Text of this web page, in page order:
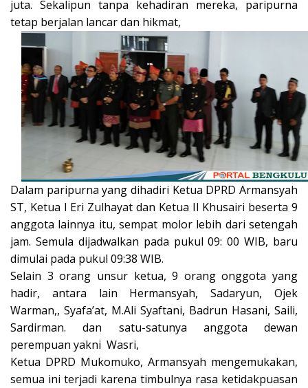
juta. Sekalipun tanpa kehadiran mereka, paripurna
tetap berjalan lancar dan hikmat,
Dalam paripurna yang dihadiri Ketua DPRD Armansyah
ST, Ketua I Eri Zulhayat dan Ketua II Khusairi beserta 9
anggota lainnya itu, sempat molor lebih dari setengah
jam. Semula dijadwalkan pada pukul 09: 00 WIB, baru
dimulai pada pukul 09:38 WIB.
Selain 3 orang unsur ketua, 9 orang onggota yang
hadir, antara lain Hermansyah, Sadaryun, Ojek
Warman,, Syafa’at, M.Ali Syaftani, Badrun Hasani, Saili,
Sardirman. dan satu-satunya anggota dewan
perempuan yakni Wasri,
Ketua DPRD Mukomuko, Armansyah mengemukakan,
semua ini terjadi karena timbulnya rasa ketidakpuasan